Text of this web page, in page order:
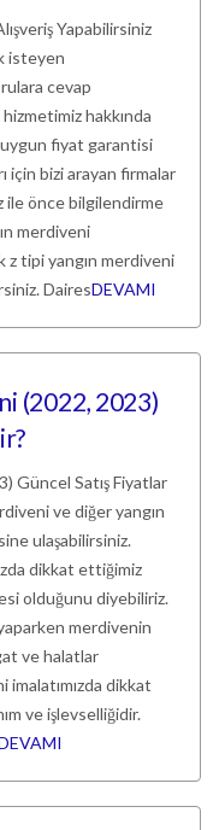
Yapabilirsiniz
isteyen
cevap
hakkında
fiyat garantisi
için bizi arayan firmalar
ile önce bilgilendirme
merdiveni
z tipi yangın merdiveni
DairesDEVAMI
(2022, 2023)
Güncel Satış Fiyatlar
ve diğer yangın
ulaşabilirsiniz.
dikkat ettiğimiz
olduğunu diyebiliriz.
yaparken merdivenin
ve halatlar
imalatımızda dikkat
ve işlevselliğidir.